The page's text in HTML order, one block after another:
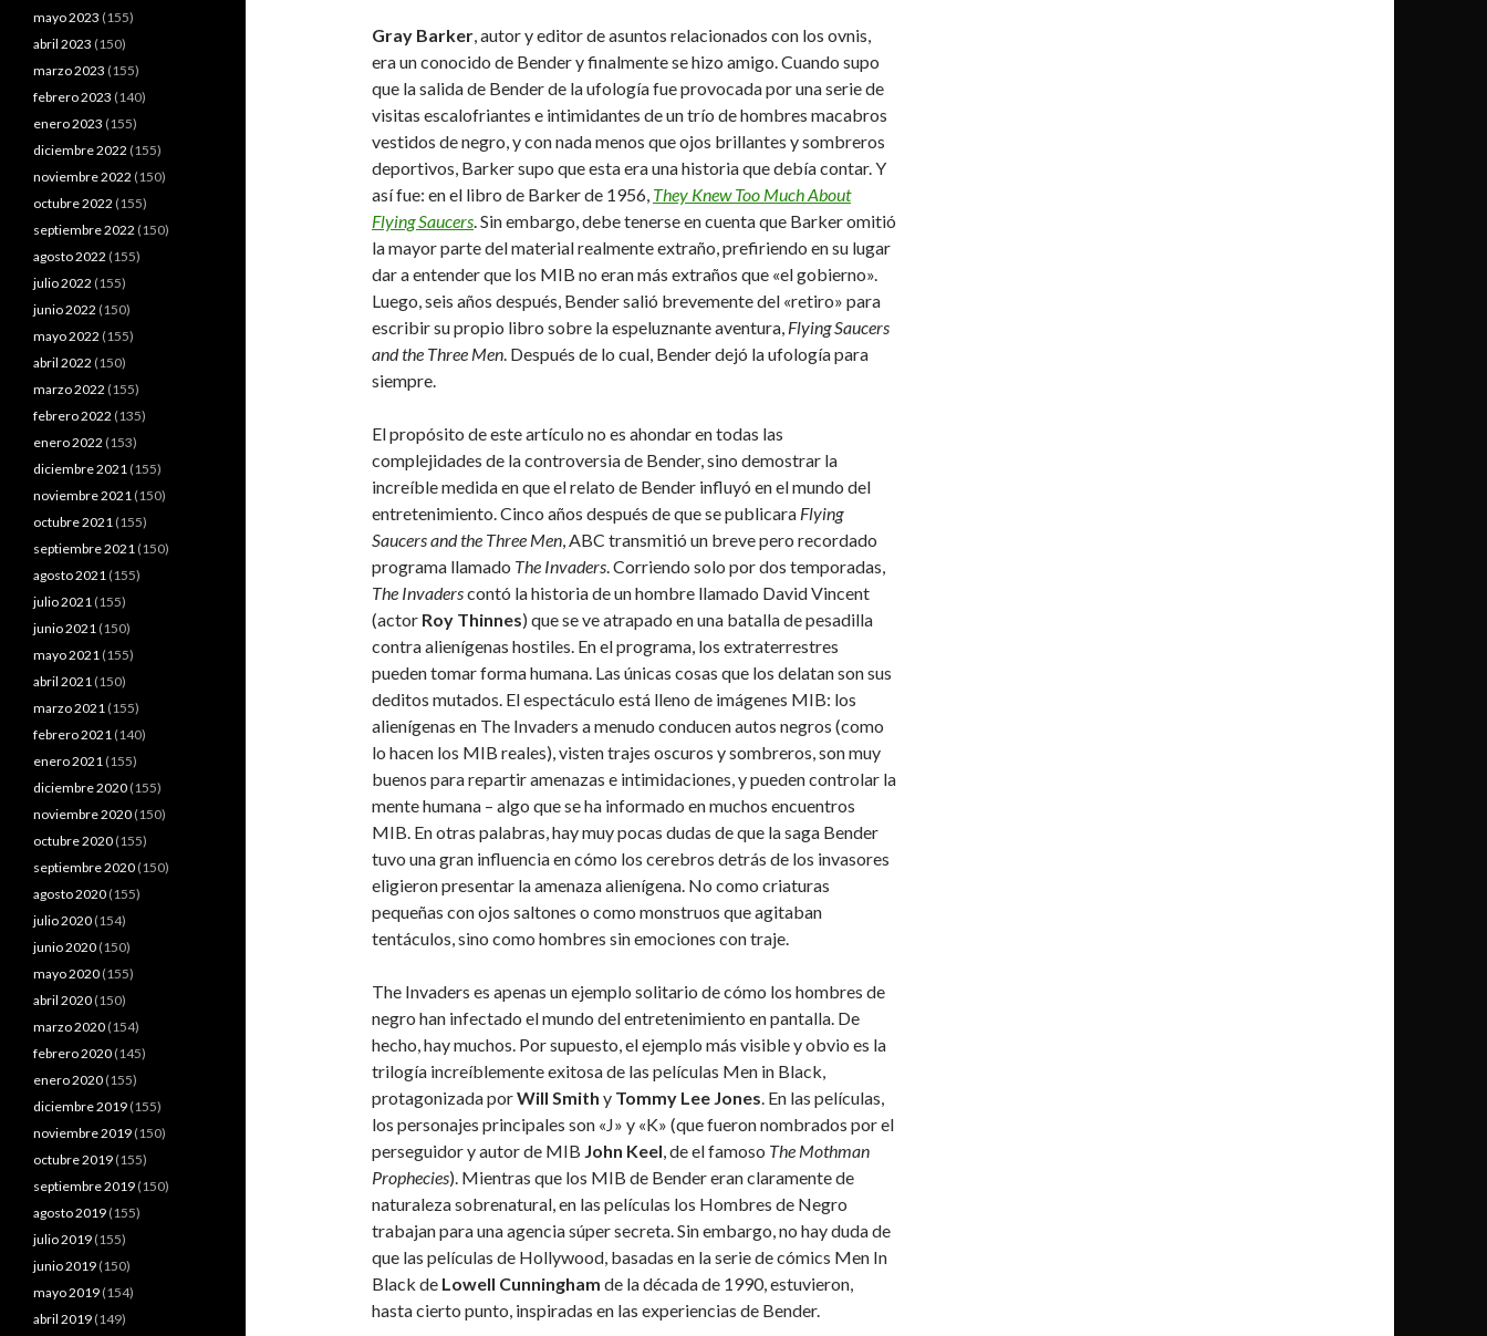
Gray Barker, autor y editor de asuntos relacionados con los ovnis,
era un conocido de Bender y finalmente se hizo amigo. Cuando supo
que la salida de Bender de la ufología fue provocada por una serie de
visitas escalofriantes e intimidantes de un trío de hombres macabros
vestidos de negro, y con nada menos que ojos brillantes y sombreros
deportivos, Barker supo que esta era una historia que debía contar. Y
así fue: en el libro de Barker de 1956, They Knew Too Much About
Flying Saucers. Sin embargo, debe tenerse en cuenta que Barker omitió
la mayor parte del material realmente extraño, prefiriendo en su lugar
dar a entender que los MIB no eran más extraños que «el gobierno».
Luego, seis años después, Bender salió brevemente del «retiro» para
escribir su propio libro sobre la espeluznante aventura, Flying Saucers
and the Three Men. Después de lo cual, Bender dejó la ufología para
siempre.
El propósito de este artículo no es ahondar en todas las
complejidades de la controversia de Bender, sino demostrar la
increíble medida en que el relato de Bender influyó en el mundo del
entretenimiento. Cinco años después de que se publicara Flying
Saucers and the Three Men, ABC transmitió un breve pero recordado
programa llamado The Invaders. Corriendo solo por dos temporadas,
The Invaderscontó la historia de un hombre llamado David Vincent
(actor Roy Thinnes) que se ve atrapado en una batalla de pesadilla
contra alienígenas hostiles. En el programa, los extraterrestres
pueden tomar forma humana. Las únicas cosas que los delatan son sus
deditos mutados. El espectáculo está lleno de imágenes MIB: los
alienígenas en The Invaders a menudo conducen autos negros (como
lo hacen los MIB reales), visten trajes oscuros y sombreros, son muy
buenos para repartir amenazas e intimidaciones, y pueden controlar la
mente humana – algo que se ha informado en muchos encuentros
MIB. En otras palabras, hay muy pocas dudas de que la saga Bender
tuvo una gran influencia en cómo los cerebros detrás de los invasores
eligieron presentar la amenaza alienígena. No como criaturas
pequeñas con ojos saltones o como monstruos que agitaban
tentáculos, sino como hombres sin emociones con traje.
The Invaders es apenas un ejemplo solitario de cómo los hombres de
negro han infectado el mundo del entretenimiento en pantalla. De
hecho, hay muchos. Por supuesto, el ejemplo más visible y obvio es la
trilogía increíblemente exitosa de las películas Men in Black,
protagonizada porWill Smith y Tommy Lee Jones. En las películas,
los personajes principales son «J» y «K» (que fueron nombrados por el
perseguidor y autor de MIB John Keel, de el famoso The Mothman
Prophecies). Mientras que los MIB de Bender eran claramente de
naturaleza sobrenatural, en las películas los Hombres de Negro
trabajan para una agencia súper secreta. Sin embargo, no hay duda de
que las películas de Hollywood, basadas en la serie de cómics Men In
Black de Lowell Cunningham de la década de 1990, estuvieron,
hasta cierto punto, inspiradas en las experiencias de Bender.
mayo 2023 (155)
abril 2023 (150)
marzo 2023 (155)
febrero 2023 (140)
enero 2023 (155)
diciembre 2022 (155)
noviembre 2022 (150)
octubre 2022 (155)
septiembre 2022 (150)
agosto 2022 (155)
julio 2022 (155)
junio 2022 (150)
mayo 2022 (155)
abril 2022 (150)
marzo 2022 (155)
febrero 2022 (135)
enero 2022 (153)
diciembre 2021 (155)
noviembre 2021 (150)
octubre 2021 (155)
septiembre 2021 (150)
agosto 2021 (155)
julio 2021 (155)
junio 2021 (150)
mayo 2021 (155)
abril 2021 (150)
marzo 2021 (155)
febrero 2021 (140)
enero 2021 (155)
diciembre 2020 (155)
noviembre 2020 (150)
octubre 2020 (155)
septiembre 2020 (150)
agosto 2020 (155)
julio 2020 (154)
junio 2020 (150)
mayo 2020 (155)
abril 2020 (150)
marzo 2020 (154)
febrero 2020 (145)
enero 2020 (155)
diciembre 2019 (155)
noviembre 2019 (150)
octubre 2019 (155)
septiembre 2019 (150)
agosto 2019 (155)
julio 2019 (155)
junio 2019 (150)
mayo 2019 (154)
abril 2019 (149)